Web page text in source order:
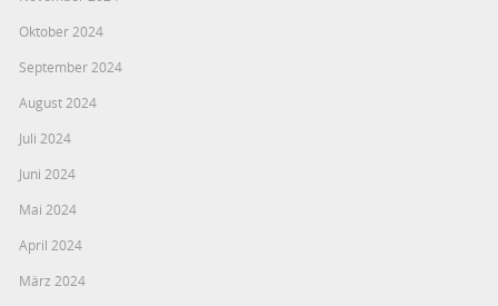
Oktober 2024
September 2024
August 2024
Juli 2024
Juni 2024
Mai 2024
April 2024
März 2024